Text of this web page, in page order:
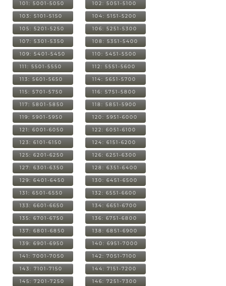
101: 5001-5050 102: 5051-5100
103: 5101-5150 104: 5151-5200
105: 5201-5250 106: 5251-5300
107: 5301-5350 108: 5351-5400
109: 5401-5450 110: 5451-5500
111: 5501-5550 112: 5551-5600
113: 5601-5650 114: 5651-5700
115: 5701-5750 116: 5751-5800
117: 5801-5850 118: 5851-5900
119: 5901-5950 120: 5951-6000
121: 6001-6050 122: 6051-6100
123: 6101-6150 124: 6151-6200
125: 6201-6250 126: 6251-6300
127: 6301-6350 128: 6351-6400
129: 6401-6450 130: 6451-6500
131: 6501-6550 132: 6551-6600
133: 6601-6650 134: 6651-6700
135: 6701-6750 136: 6751-6800
137: 6801-6850 138: 6851-6900
139: 6901-6950 140: 6951-7000
141: 7001-7050 142: 7051-7100
143: 7101-7150 144: 7151-7200
145: 7201-7250 146: 7251-7300